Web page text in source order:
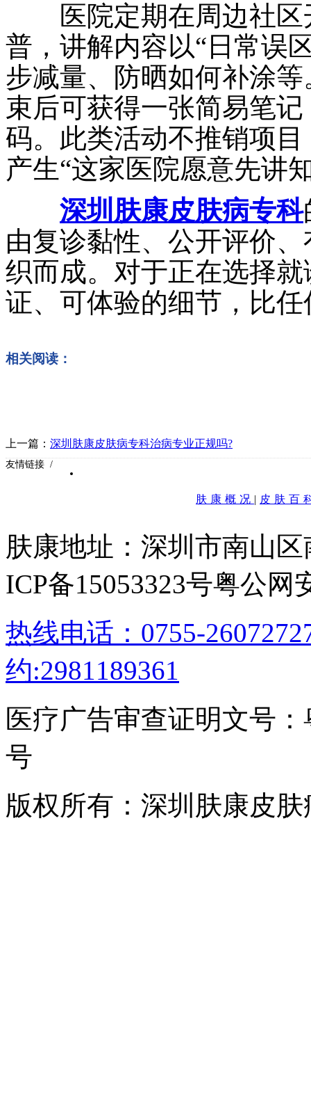
医院定期在周边社区
普，讲解内容以“日常误
步减量、防晒如何补涂
束后可获得一张简易笔
码。此类活动不推销项
产生“这家医院愿意先讲
深圳肤康皮肤病专科
由复诊黏性、公开评价
织而成。对于正在选择
证、可体验的细节，比
相关阅读：
上一篇： 深圳肤康皮肤病专科治病专业正规吗?
友情链接 /
肤康概况 | 皮肤百
肤康地址：深圳市南山
ICP备15053323号粤公网
热线电话：0755-
约:2981189361
医疗广告审查证明文号
号
版权所有：深圳肤康皮